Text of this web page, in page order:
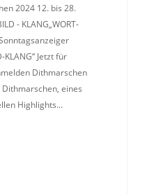
2024 12. bis 28.
- KLANG„WORT-
KLANG“ Jetzt für
Dithmarschen
Dithmarschen, eines
Highlights...